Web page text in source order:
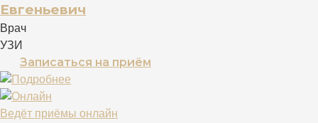
Евгеньевич
Врач
УЗИ
Записаться на приём
Ведёт приёмы онлайн